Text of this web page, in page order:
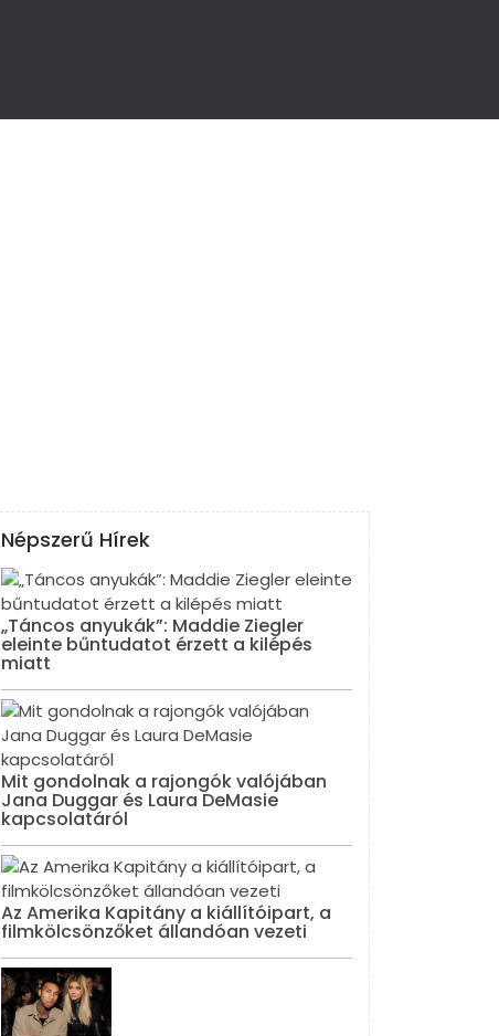
Népszerű Hírek
„Táncos anyukák”: Maddie Ziegler
eleinte bűntudatot érzett a kilépés
miatt
Mit gondolnak a rajongók valójában
Jana Duggar és Laura DeMasie
kapcsolatáról
Az Amerika Kapitány a kiállítóipart, a
filmkölcsönzőket állandóan vezeti